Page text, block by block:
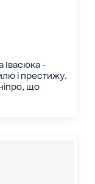
Івасюка -
і престижу.
що